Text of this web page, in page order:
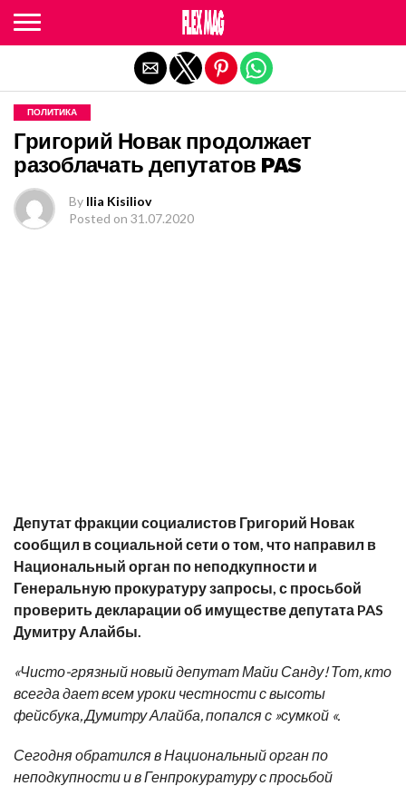
ПОЛИТИКА
Григорий Новак продолжает
разоблачать депутатов PAS
By Ilia Kisiliov
Posted on 31.07.2020
Депутат фракции социалистов Григорий Новак
сообщил в социальной сети о том, что направил в
Национальный орган по неподкупности и
Генеральную прокуратуру запросы, с просьбой
проверить декларации об имуществе депутата PAS
Думитру Алайбы.
«Чисто-грязный новый депутат Майи Санду! Тот, кто
всегда дает всем уроки честности с высоты
фейсбука, Думитру Алайба, попался с »сумкой «.
Сегодня обратился в Национальный орган по
неподкупности и в Генпрокуратуру с просьбой
Exit mobile version